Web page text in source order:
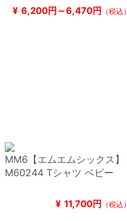
¥ 6,200円～6,470円 （税込）
MM6【エムエムシックス】
M60244 Tシャツ ベビー
¥ 11,700円 （税込）